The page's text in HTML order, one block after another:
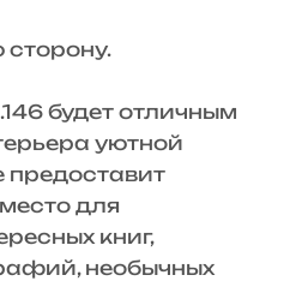
будет отличным
уютной
предоставит
для
книг,
необычных